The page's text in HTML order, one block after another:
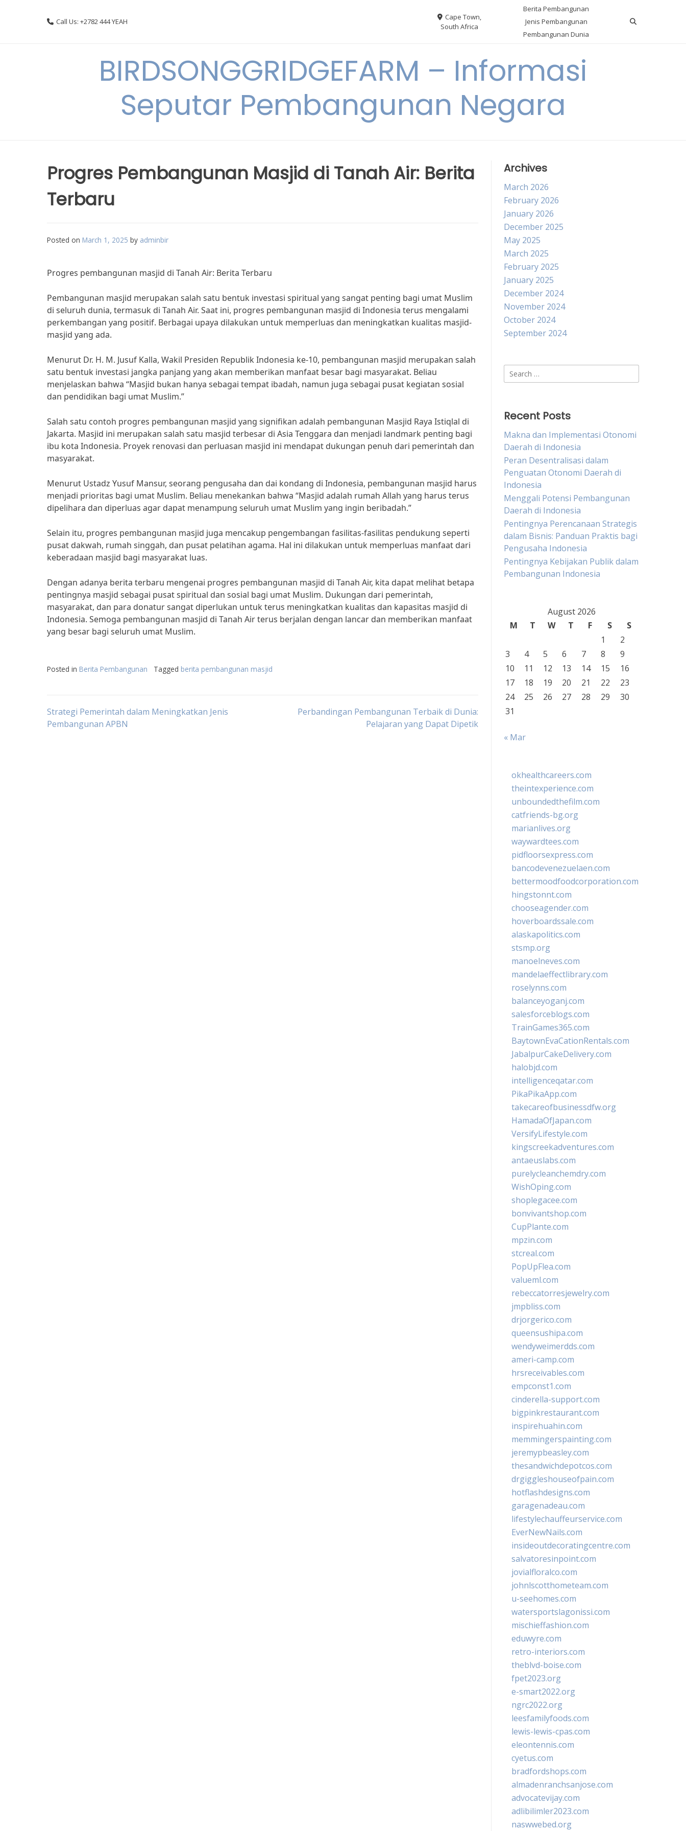
Call Us: +2782 444 YEAH
Cape Town,
South Africa
Berita Pembangunan
Jenis Pembangunan
Pembangunan Dunia
BIRDSONGGRIDGEFARM – Informasi
Seputar Pembangunan Negara
Progres Pembangunan Masjid di Tanah Air: Berita
Terbaru
Posted on March 1, 2025 by adminbir
Progres pembangunan masjid di Tanah Air: Berita Terbaru
Pembangunan masjid merupakan salah satu bentuk investasi spiritual yang sangat penting bagi umat Muslim
di seluruh dunia, termasuk di Tanah Air. Saat ini, progres pembangunan masjid di Indonesia terus mengalami
perkembangan yang positif. Berbagai upaya dilakukan untuk memperluas dan meningkatkan kualitas masjid-
masjid yang ada.
Menurut Dr. H. M. Jusuf Kalla, Wakil Presiden Republik Indonesia ke-10, pembangunan masjid merupakan salah
satu bentuk investasi jangka panjang yang akan memberikan manfaat besar bagi masyarakat. Beliau
menjelaskan bahwa “Masjid bukan hanya sebagai tempat ibadah, namun juga sebagai pusat kegiatan sosial
dan pendidikan bagi umat Muslim.”
Salah satu contoh progres pembangunan masjid yang signifikan adalah pembangunan Masjid Raya Istiqlal di
Jakarta. Masjid ini merupakan salah satu masjid terbesar di Asia Tenggara dan menjadi landmark penting bagi
ibu kota Indonesia. Proyek renovasi dan perluasan masjid ini mendapat dukungan penuh dari pemerintah dan
masyarakat.
Menurut Ustadz Yusuf Mansur, seorang pengusaha dan dai kondang di Indonesia, pembangunan masjid harus
menjadi prioritas bagi umat Muslim. Beliau menekankan bahwa “Masjid adalah rumah Allah yang harus terus
dipelihara dan diperluas agar dapat menampung seluruh umat Muslim yang ingin beribadah.”
Selain itu, progres pembangunan masjid juga mencakup pengembangan fasilitas-fasilitas pendukung seperti
pusat dakwah, rumah singgah, dan pusat pelatihan agama. Hal ini dilakukan untuk memperluas manfaat dari
keberadaan masjid bagi masyarakat luas.
Dengan adanya berita terbaru mengenai progres pembangunan masjid di Tanah Air, kita dapat melihat betapa
pentingnya masjid sebagai pusat spiritual dan sosial bagi umat Muslim. Dukungan dari pemerintah,
masyarakat, dan para donatur sangat diperlukan untuk terus meningkatkan kualitas dan kapasitas masjid di
Indonesia. Semoga pembangunan masjid di Tanah Air terus berjalan dengan lancar dan memberikan manfaat
yang besar bagi seluruh umat Muslim.
Posted in Berita Pembangunan Tagged berita pembangunan masjid
Post
Strategi Pemerintah dalam Meningkatkan Jenis
Pembangunan APBN
Perbandingan Pembangunan Terbaik di Dunia:
Pelajaran yang Dapat Dipetik
Archives
March 2026
February 2026
January 2026
December 2025
May 2025
March 2025
February 2025
January 2025
December 2024
November 2024
October 2024
September 2024
Search
for:
Recent Posts
Makna dan Implementasi Otonomi
Daerah di Indonesia
Peran Desentralisasi dalam
Penguatan Otonomi Daerah di
Indonesia
Menggali Potensi Pembangunan
Daerah di Indonesia
Pentingnya Perencanaan Strategis
dalam Bisnis: Panduan Praktis bagi
Pengusaha Indonesia
Pentingnya Kebijakan Publik dalam
Pembangunan Indonesia
August 2026
M
T W T F S
S
1
2
3
4 5 6 7 8
9
10
11 12 13 14 15
16
17
18 19 20 21 22
23
24
25 26 27 28 29
30
31
« Mar
okhealthcareers.com
theintexperience.com
unboundedthefilm.com
catfriends-bg.org
marianlives.org
waywardtees.com
pidfloorsexpress.com
bancodevenezuelaen.com
bettermoodfoodcorporation.com
hingstonnt.com
chooseagender.com
hoverboardssale.com
alaskapolitics.com
stsmp.org
manoelneves.com
mandelaeffectlibrary.com
roselynns.com
balanceyoganj.com
salesforceblogs.com
TrainGames365.com
BaytownEvaCationRentals.com
JabalpurCakeDelivery.com
halobjd.com
intelligenceqatar.com
PikaPikaApp.com
takecareofbusinessdfw.org
HamadaOfJapan.com
VersifyLifestyle.com
kingscreekadventures.com
antaeuslabs.com
purelycleanchemdry.com
WishOping.com
shoplegacee.com
bonvivantshop.com
CupPlante.com
mpzin.com
stcreal.com
PopUpFlea.com
valueml.com
rebeccatorresjewelry.com
jmpbliss.com
drjorgerico.com
queensushipa.com
wendyweimerdds.com
ameri-camp.com
hrsreceivables.com
empconst1.com
cinderella-support.com
bigpinkrestaurant.com
inspirehuahin.com
memmingerspainting.com
jeremypbeasley.com
thesandwichdepotcos.com
drgiggleshouseofpain.com
hotflashdesigns.com
garagenadeau.com
lifestylechauffeurservice.com
EverNewNails.com
insideoutdecoratingcentre.com
salvatoresinpoint.com
jovialfloralco.com
johnlscotthometeam.com
u-seehomes.com
watersportslagonissi.com
mischieffashion.com
eduwyre.com
retro-interiors.com
theblvd-boise.com
fpet2023.org
e-smart2022.org
ngrc2022.org
leesfamilyfoods.com
lewis-lewis-cpas.com
eleontennis.com
cyetus.com
bradfordshops.com
almadenranchsanjose.com
advocatevijay.com
adlibilimler2023.com
naswwebed.org